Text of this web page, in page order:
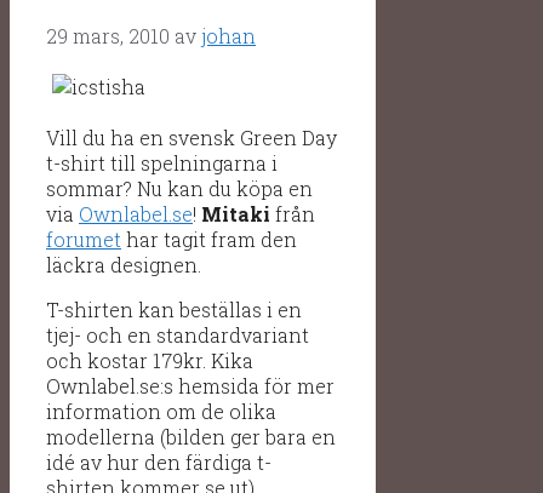
29 mars, 2010 avjohan
Vill du ha en svensk Green Day
t-shirt till spelningarna i
sommar? Nu kan du köpa en
via Ownlabel.se! Mitaki från
forumet har tagit fram den
läckra designen.
T-shirten kan beställas i en
tjej- och en standardvariant
och kostar 179kr. Kika
Ownlabel.se:s hemsida för mer
information om de olika
modellerna (bilden ger bara en
idé av hur den färdiga t-
shirten kommer se ut).